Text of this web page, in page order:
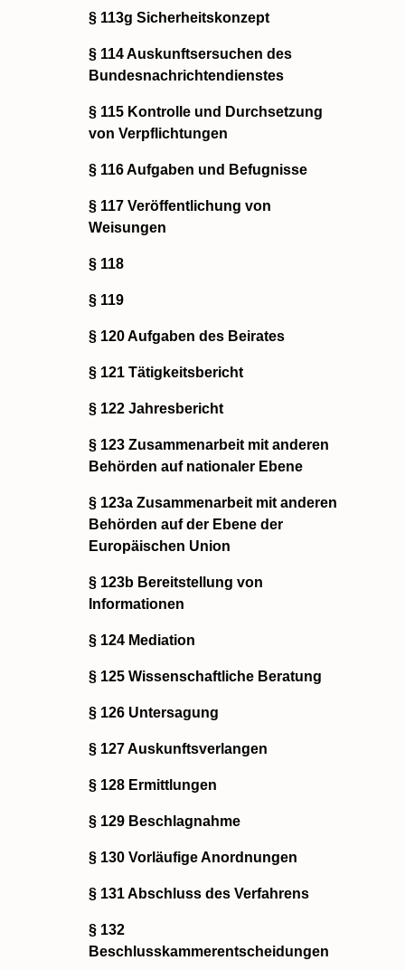
§ 113g Sicherheitskonzept
§ 114 Auskunftsersuchen des
Bundesnachrichtendienstes
§ 115 Kontrolle und Durchsetzung
von Verpflichtungen
§ 116 Aufgaben und Befugnisse
§ 117 Veröffentlichung von
Weisungen
§ 118
§ 119
§ 120 Aufgaben des Beirates
§ 121 Tätigkeitsbericht
§ 122 Jahresbericht
§ 123 Zusammenarbeit mit anderen
Behörden auf nationaler Ebene
§ 123a Zusammenarbeit mit anderen
Behörden auf der Ebene der
Europäischen Union
§ 123b Bereitstellung von
Informationen
§ 124 Mediation
§ 125 Wissenschaftliche Beratung
§ 126 Untersagung
§ 127 Auskunftsverlangen
§ 128 Ermittlungen
§ 129 Beschlagnahme
§ 130 Vorläufige Anordnungen
§ 131 Abschluss des Verfahrens
§ 132
Beschlusskammerentscheidungen